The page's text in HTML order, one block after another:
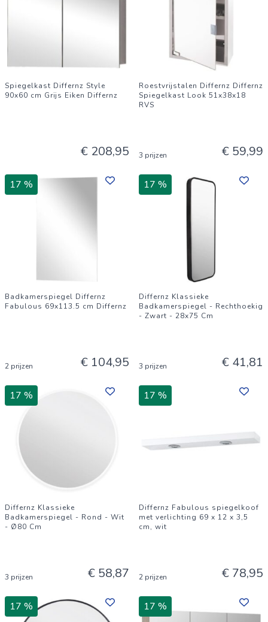
Spiegelkast Differnz Style
90x60 cm Grijs Eiken Differnz
€ 208,95
Roestvrijstalen Differnz Differnz
Spiegelkast Look 51x38x18
RVS
3 prijzen € 59,99
17 %
Badkamerspiegel Differnz
Fabulous 69x113.5 cm Differnz
2 prijzen € 104,95
17 %
Differnz Klassieke
Badkamerspiegel - Rechthoekig
- Zwart - 28x75 Cm
3 prijzen € 41,81
17 %
Differnz Klassieke
Badkamerspiegel - Rond - Wit
- Ø80 Cm
3 prijzen € 58,87
17 %
Differnz Fabulous spiegelkoof
met verlichting 69 x 12 x 3,5
cm, wit
2 prijzen € 78,95
17 % 17 %